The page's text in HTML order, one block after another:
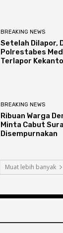
BREAKING NEWS
Setelah Dilapor,
Polrestabes
Terlapor
BREAKING NEWS
Ribuan Warga
Minta Cabut
Disempurnakan
Muat lebih banyak